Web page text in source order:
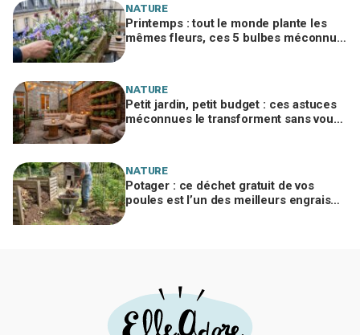
NATURE
Printemps : tout le monde plante les
mêmes fleurs, ces 5 bulbes méconnus
NATURE
Petit jardin, petit budget : ces astuces
méconnues le transforment sans vous
NATURE
Potager : ce déchet gratuit de vos
poules est l’un des meilleurs engrais